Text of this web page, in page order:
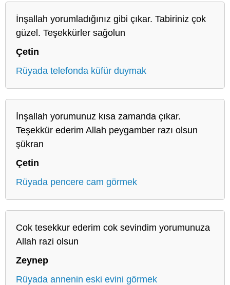
İnşallah yorumladığınız gibi çıkar. Tabiriniz çok
güzel. Teşekkürler sağolun
Çetin
Rüyada telefonda küfür duymak
İnşallah yorumunuz kısa zamanda çıkar.
Teşekkür ederim Allah peygamber razı olsun
şükran
Çetin
Rüyada pencere cam görmek
Cok tesekkur ederim cok sevindim yorumunuza
Allah razi olsun
Zeynep
Rüyada annenin eski evini görmek